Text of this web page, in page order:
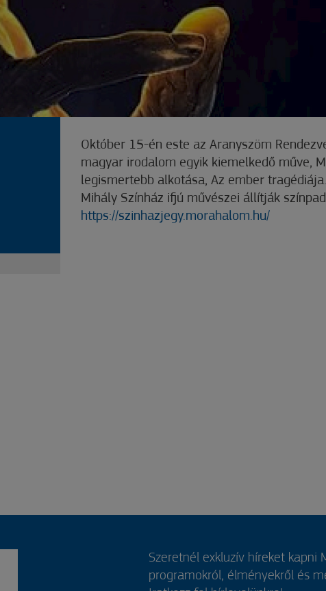
Október 15-én este az Aranyszöm
magyar irodalom egyik kiemelkedő műve,
legismertebb alkotása, Az ember
Mihály Színház ifjú művészei állítják
https://szinhazjegy.morahalom.hu/
Szeretnél exkluzív híreket kapni
programokról, élményekről és